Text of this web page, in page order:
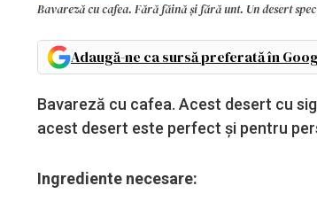
Bavareză cu cafea. Fără făină și fără unt. Un desert
Adaugă-ne ca sursă preferată în
Bavareză cu cafea. Acest desert cu
acest desert este perfect și pentru
Ingrediente necesare: